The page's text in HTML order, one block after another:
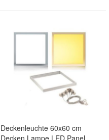
Deckenleuchte 60x60 cm
Decken Lampe LED Panel